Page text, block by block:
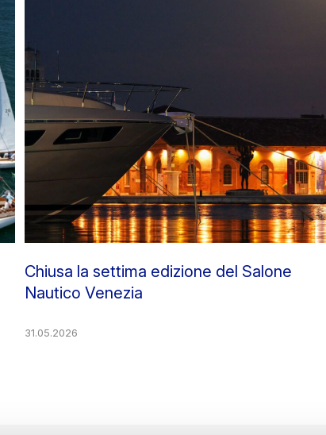
Chiusa la settima edizione del Salone
Nautico Venezia
31.05.2026